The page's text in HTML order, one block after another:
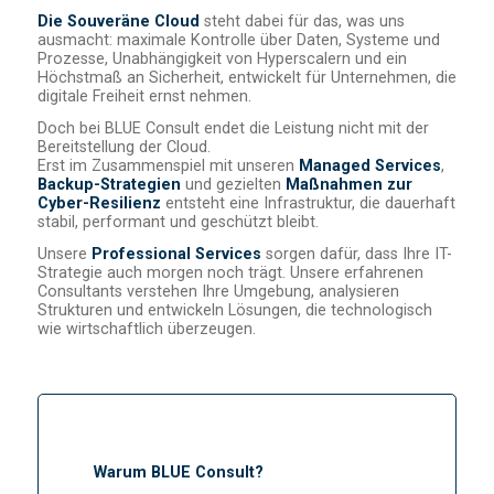
Die Souveräne Cloud steht dabei für das, was uns
ausmacht: maximale Kontrolle über Daten, Systeme und
Prozesse, Unabhängigkeit von Hyperscalern und ein
Höchstmaß an Sicherheit, entwickelt für Unternehmen, die
digitale Freiheit ernst nehmen.
Doch bei BLUE Consult endet die Leistung nicht mit der
Bereitstellung der Cloud.
Erst im Zusammenspiel mit unseren Managed Services,
Backup-Strategien und gezielten Maßnahmen zur
Cyber-Resilienz entsteht eine Infrastruktur, die dauerhaft
stabil, performant und geschützt bleibt.
Unsere Professional Services sorgen dafür, dass Ihre IT-
Strategie auch morgen noch trägt. Unsere erfahrenen
Consultants verstehen Ihre Umgebung, analysieren
Strukturen und entwickeln Lösungen, die technologisch
wie wirtschaftlich überzeugen.
Warum BLUE Consult?